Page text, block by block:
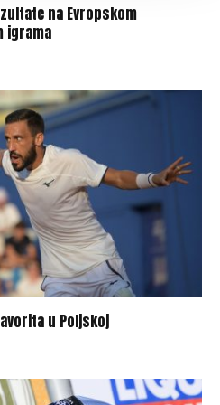
na Evropskom
igrama
u Poljskoj